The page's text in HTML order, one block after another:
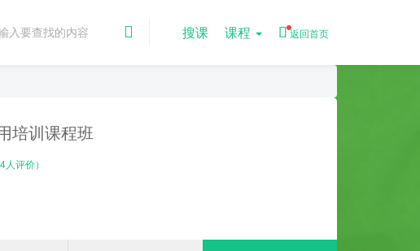
搜课 课程 返回首页
培训课程班
人评价）